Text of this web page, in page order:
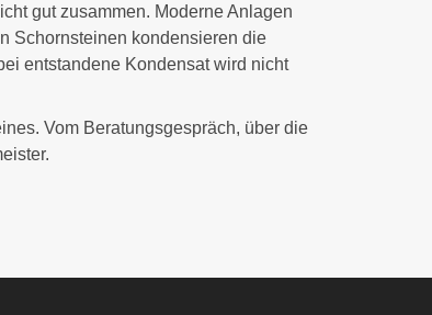
gut zusammen. Moderne Anlagen
Schornsteinen kondensieren die
entstandene Kondensat wird nicht
Vom Beratungsgespräch, über die